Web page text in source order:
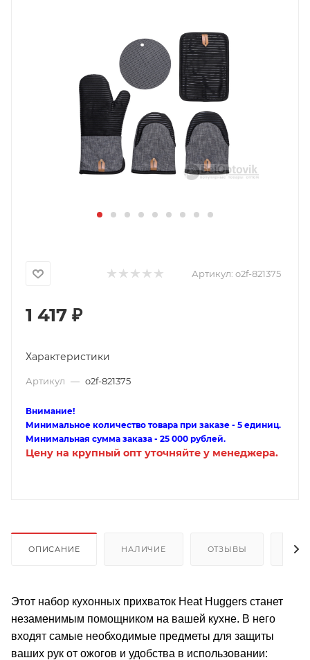
Артикул: o2f-821375
1 417 ₽
Характеристики
Артикул — o2f-821375
Внимание!
Минимальное количество товара при заказе - 5 единиц.
Минимальная сумма заказа - 25 000 рублей.
Цену на крупный опт уточняйте у менеджера.
ОПИСАНИЕ НАЛИЧИЕ ОТЗЫВЫ
Этот набор кухонных прихваток Heat Huggers станет
незаменимым помощником на вашей кухне. В него
входят самые необходимые предметы для защиты
ваших рук от ожогов и удобства в использовании: